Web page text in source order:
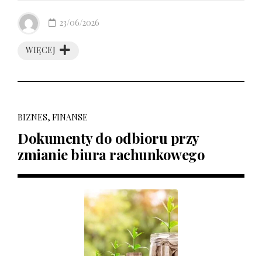
WIĘCEJ
23/06/2026
BIZNES, FINANSE
Dokumenty do odbioru przy
zmianie biura rachunkowego